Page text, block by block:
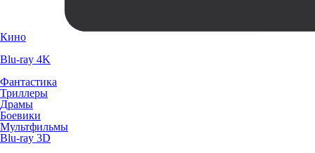
Кино
Blu-ray 4K
Фантастика
Триллеры
Драмы
Боевики
Мультфильмы
Blu-ray 3D